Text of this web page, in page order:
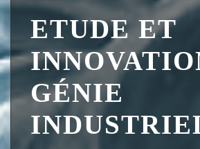
ETUDE ET
GÉNIE